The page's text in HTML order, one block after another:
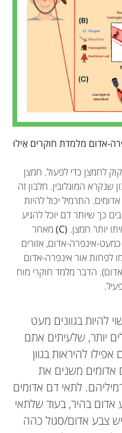
Jana A.
Alexandra
Kerstin
אדום מלמדת חוקרים אֵילוּ
לחמצן כדי לפעול. חמצן
המוגלובין. חלבון זה
התרמיל יכול להיות
כך שיותר דם יוכל להגיע
יותר חמצן. (C)
מאחר
אינפרה-אדום, אזורים
לפחות אור אינפרה-אדום
הדבר מלמד חוקרי מוח
להיות בגוונים מעט
יותר, שלעיתים אתם
להיראות בגוון
אדומים משנים את
לתאי דם אדומים
בהיר, בעוד שלתאי
צבע אדום/סגול כהה